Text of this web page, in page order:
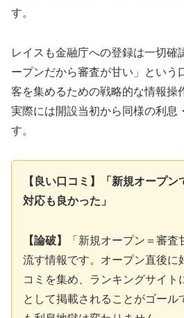
す。
レイスも金融庁への登録は一切確
ープンだから審査が甘い」という
客を集めるための戦略的な情報操
実際には開設当初から同様の利息
す。
【良い口コミ】「新規オープン
対応も良かった」
【論破】
「新規オープン＝審
流す情報です。オープン直後に
コミを集め、ランキングサイト
として掲載されることがゴール